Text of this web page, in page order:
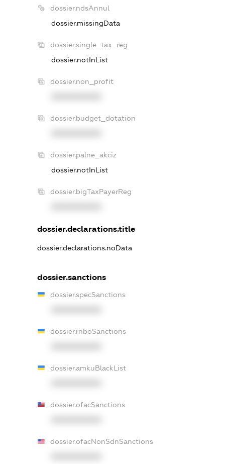
dossier.ndsAnnul
dossier.missingData
dossier.single_tax_reg
dossier.notInList
dossier.non_profit
dossier.budget_dotation
dossier.palne_akciz
dossier.notInList
dossier.bigTaxPayerReg
dossier.declarations.title
dossier.declarations.noData
dossier.sanctions
dossier.specSanctions
dossier.rnboSanctions
dossier.amkuBlackList
dossier.ofacSanctions
dossier.ofacNonSdnSanctions